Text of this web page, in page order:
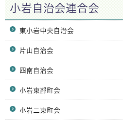
小岩自治会連合会
東小岩中央自治会
片山自治会
四南自治会
小岩東部町会
小岩二東町会